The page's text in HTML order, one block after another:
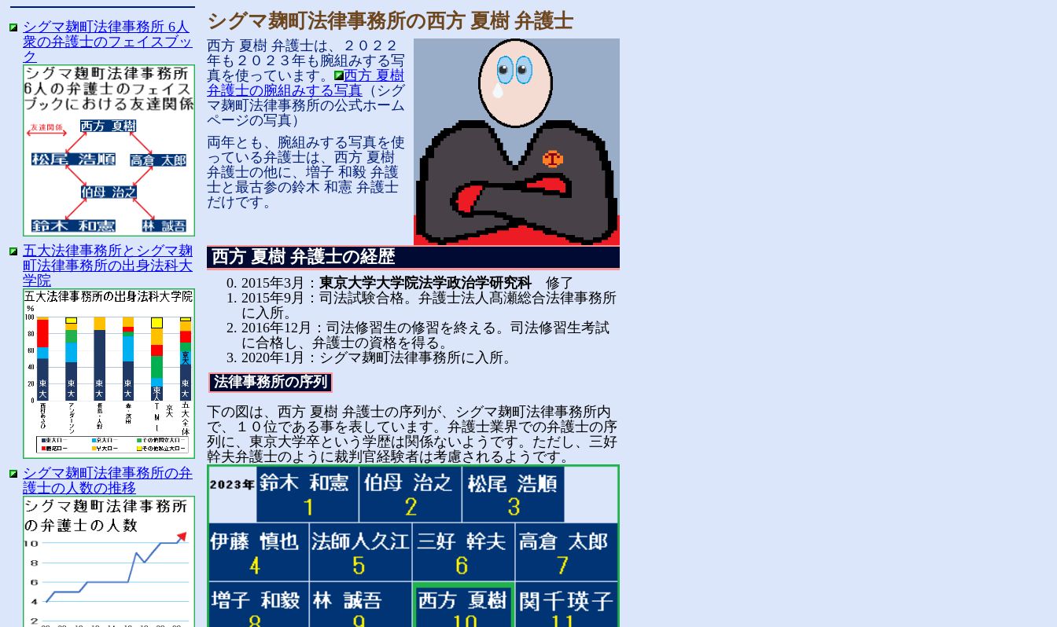
シグマ麹町法律事務所の西方 夏樹 弁護士
西方 夏樹 弁護士は、２０２２
年も２０２３年も腕組みする写
真を使っています。
西方 夏樹
弁護士の腕組みする写真 （シグ
マ麹町法律事務所の公式ホーム
ページの写真）
両年とも、腕組みする写真を使
っている弁護士は、西方 夏樹
弁護士の他に、増子 和毅 弁護
士と最古参の鈴木 和憲 弁護士
だけです。
西方 夏樹 弁護士の経歴
2015年3月： 東京大学大学院法学政治学研究科修了
2015年9月：司法試験合格。 弁護士法人髙瀬総合法律事務所
に入所。
2016年12月：司法修習生の修習を終える。司法修習生考試
に合格し、弁護士の資格を得る。
2020年1月：シグマ麹町法律事務所に入所。
法律事務所の序列
下の図は、西方 夏樹 弁護士の序列が、シグマ麹町法律事務所内
で、１０位である事を表しています。弁護士業界での弁護士の序
列に、東京大学卒という学歴は関係ないようです。ただし、三好
幹夫弁護士のように裁判官経験者は考慮されるようです。
シグマ麹町法律事務所 6人
衆の弁護士のフェイスブッ
ク
五大法律事務所とシグマ麹
町法律事務所の出身法科大
学院
シグマ麹町法律事務所の弁
護士の人数の推移